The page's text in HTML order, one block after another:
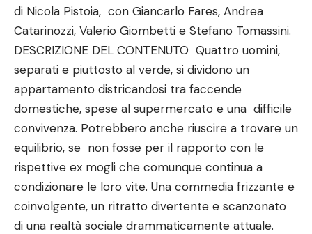
di Nicola Pistoia, con Giancarlo Fares, Andrea
Catarinozzi, Valerio Giombetti e Stefano Tomassini.
DESCRIZIONE DEL CONTENUTO Quattro uomini,
separati e piuttosto al verde, si dividono un
appartamento districandosi tra faccende
domestiche, spese al supermercato e una difficile
convivenza. Potrebbero anche riuscire a trovare un
equilibrio, se non fosse per il rapporto con le
rispettive ex mogli che comunque continua a
condizionare le loro vite. Una commedia frizzante e
coinvolgente, un ritratto divertente e scanzonato
di una realtà sociale drammaticamente attuale.